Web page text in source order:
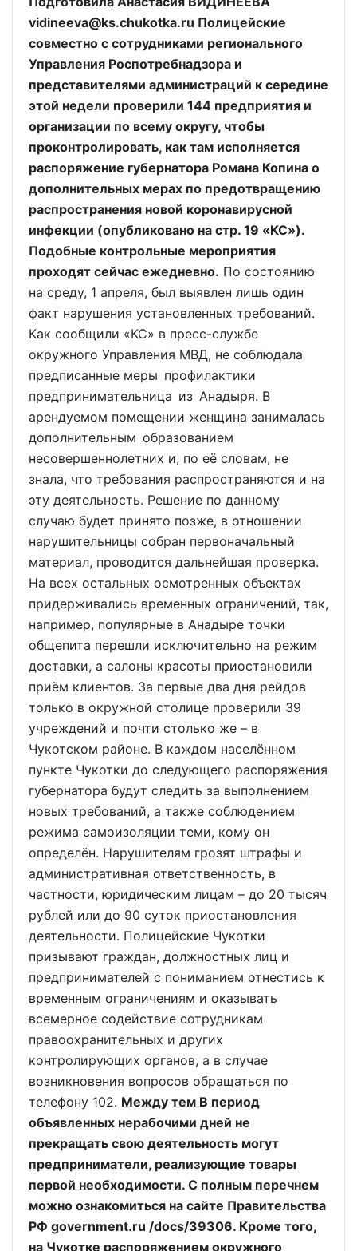
vidineeva@ks.chukotka.ru Полицейские
совместно с сотрудниками регионального
Управления Роспотребнадзора и
представителями администраций к середине
этой недели проверили 144 предприятия и
организации по всему округу, чтобы
проконтролировать, как там исполняется
распоряжение губернатора Романа Копина о
дополнительных мерах по предотвращению
распространения новой коронавирусной
инфекции (опубликовано на стр. 19 «КС»).
Подобные контрольные мероприятия
проходят сейчас ежедневно. По состоянию
на среду, 1 апреля, был выявлен лишь один
факт нарушения установленных требований.
Как сообщили «КС» в пресс-службе
окружного Управления МВД, не соблюдала
предписанные меры профилактики
предпринимательница из Анадыря. В
арендуемом помещении женщина занималась
дополнительным образованием
несовершеннолетних и, по её словам, не
знала, что требования распространяются и на
эту деятельность. Решение по данному
случаю будет принято позже, в отношении
нарушительницы собран первоначальный
материал, проводится дальнейшая проверка.
На всех остальных осмотренных объектах
придерживались временных ограничений, так,
например, популярные в Анадыре точки
общепита перешли исключительно на режим
доставки, а салоны красоты приостановили
приём клиентов. За первые два дня рейдов
только в окружной столице проверили 39
учреждений и почти столько же – в
Чукотском районе. В каждом населённом
пункте Чукотки до следующего распоряжения
губернатора будут следить за выполнением
новых требований, а также соблюдением
режима самоизоляции теми, кому он
определён. Нарушителям грозят штрафы и
административная ответственность, в
частности, юридическим лицам – до 20 тысяч
рублей или до 90 суток приостановления
деятельности. Полицейские Чукотки
призывают граждан, должностных лиц и
предпринимателей с пониманием отнестись к
временным ограничениям и оказывать
всемерное содействие сотрудникам
правоохранительных и других
контролирующих органов, а в случае
возникновения вопросов обращаться по
телефону 102. Между тем В период
объявленных нерабочими дней не
прекращать свою деятельность могут
предприниматели, реализующие товары
первой необходимости. С полным перечнем
можно ознакомиться на сайте Правительства
РФ government.ru /docs/39306. Кроме того,
на Чукотке распоряжением окружного